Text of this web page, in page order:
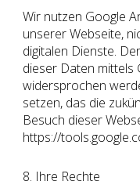
Wir nutzen Google
unserer Webseite,
digitalen Dienste.
dieser Daten mittels
widersprochen
setzen, das die
Besuch dieser
https://
8. Ihre Rechte